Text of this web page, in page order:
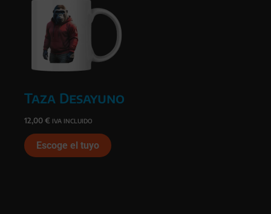
Taza Desayuno
12,00€ IVA INCLUIDO
Escoge el tuyo